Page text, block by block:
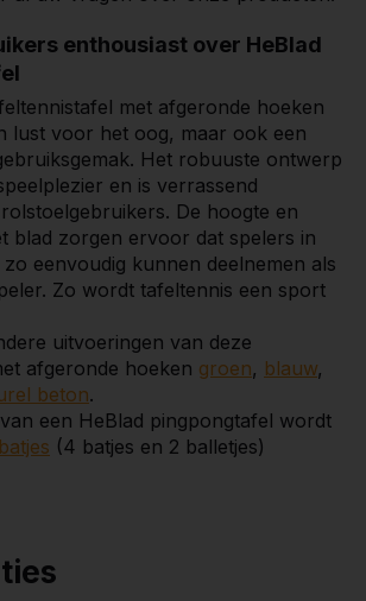
enthousiast over HeBlad
met afgeronde hoeken
lust voor het oog, maar ook een
Het robuuste ontwerp
en is verrassend
De hoogte en
blad zorgen ervoor dat spelers in
eenvoudig kunnen deelnemen als
Zo wordt tafeltennis een sport
uitvoeringen van deze
afgeronde hoeken groen, blauw,
beton.
een HeBlad pingpongtafel wordt
(4 batjes en 2 balletjes)